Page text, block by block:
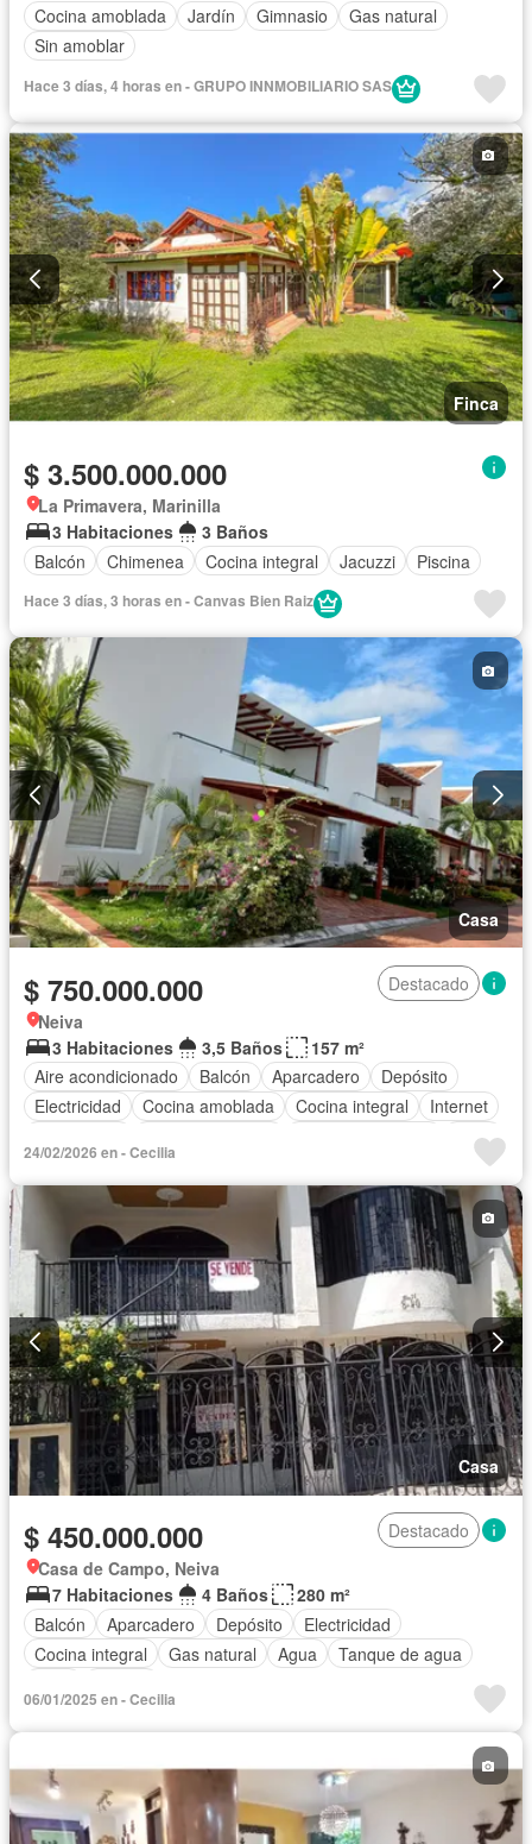
Cocina amoblada
Jardín Gimnasio
Gas natural
Sin amoblar
Hace 3 días, 4 horas en - GRUPO INNMOBILIARIO SAS
Finca
$ 3.500.000.000
La Primavera, Marinilla
3 Habitaciones
3 Baños
Balcón
Chimenea Cocina integral Jacuzzi Piscina
Hace 3 días, 3 horas en - Canvas Bien Raiz
Casa
$ 750.000.000
Destacado
Neiva
3 Habitaciones
3,5 Baños
157 m²
Aire acondicionado
Balcón Aparcadero
Depósito
Electricidad
Cocina amoblada Cocina integral
Internet
Agua
Tanque de agua
Caseta de vigilancia
Gimnasio Estudio Piscina
24/02/2026 en - Cecilia
Casa
$ 450.000.000
Destacado
Casa de Campo, Neiva
7 Habitaciones
4 Baños
280 m²
Balcón
Aparcadero Depósito
Electricidad
Cocina integral
Gas natural Agua
Tanque de agua
06/01/2025 en - Cecilia